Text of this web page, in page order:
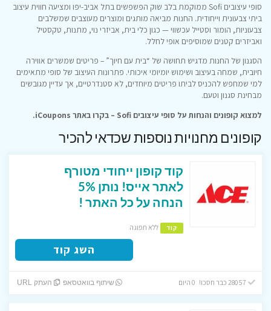
סופי עיצובים Sofi ממוקמת בלב שוק הפשפשים בתל אביב-יפו ומציעה חווית עיצוב
ביתי צבעונית וייחודית. החנות מביאה מותגים ומוצרים מעוצבים שמשלבים
צבעוניות, הומור וסטייל עכשווי — כגון כלי בית, אביזרי נוי, מתנות, טקסטיל
ואביזרים קטנים שמוסיפים אופי לחלל.
הסגנון של החנות מדגיש תחושה של “בית עם חיוך” – פריטים שמשרים אווירה
חיובית, שמחה בעיצוב ושימוש יומיומי איכותי. פתרונות העיצוב של סופי מתאימים
למי שמחפש להכניס לביתו פריטים מיוחדים, לא סטנדרטיים, אך עדיין מגובשים
מבחינת סגנון וטעם.
למצוא קופונים והנחות על סופי עיצובים Sofi – בקרו באתר iCoupons.
קופונים מחנויות נוספות שכדאי להכיר
קוד קופון ייחודי מטורף
לאתר אייס! נותן 5%
הנחה על כל האתר !
קוד ללא תפוגה
השג קוד
שיתוף בוואטסאפ העתק URL